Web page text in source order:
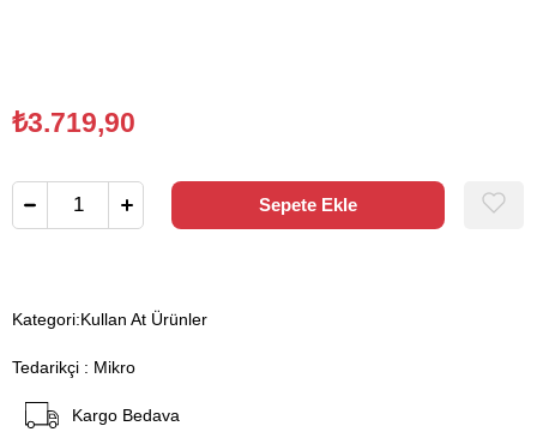
₺3.719,90
Kategori:Kullan At Ürünler
Tedarikçi : Mikro
Kargo Bedava